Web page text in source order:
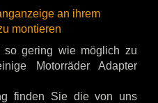
an ihrem
montieren
so gering wie möglich zu
Motorräder Adapter
finden Sie die von uns